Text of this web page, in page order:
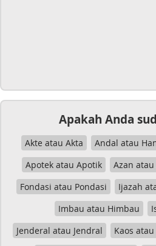
Apakah Anda
Akte atau Akta Andal atau
Apotek atau Apotik
Azan
Fondasi atau Pondasi
Ijazah
Imbau atau Himbau
Jenderal atau Jendral
Kaos